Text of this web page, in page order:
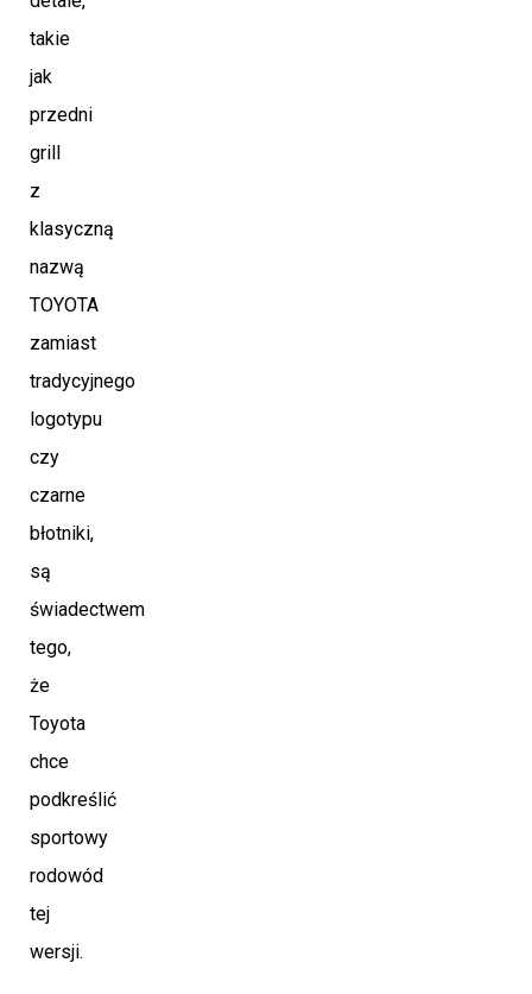
takie
jak
przedni
grill
z
klasyczną
nazwą
TOYOTA
zamiast
tradycyjnego
logotypu
czy
czarne
błotniki,
są
świadectwem
tego,
że
Toyota
chce
podkreślić
sportowy
rodowód
tej
wersji.